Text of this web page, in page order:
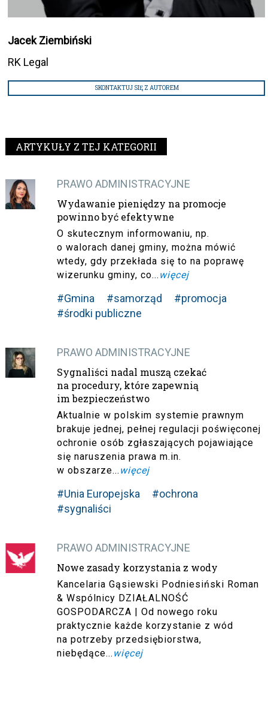
Jacek Ziembiński
RK Legal
SKONTAKTUJ SIĘ Z AUTOREM
ARTYKUŁY Z TEJ KATEGORII
PRAWO ADMINISTRACYJNE
Wydawanie pieniędzy na promocje
powinno być efektywne
O skutecznym informowaniu, np.
o walorach danej gminy, można mówić
wtedy, gdy przekłada się to na poprawę
wizerunku gminy, co... więcej
#Gmina #samorząd
#promocja
#środki publiczne
PRAWO ADMINISTRACYJNE
Sygnaliści nadal muszą czekać
na procedury, które zapewnią
im bezpieczeństwo
Aktualnie w polskim systemie prawnym
brakuje jednej, pełnej regulacji poświęconej
ochronie osób zgłaszających pojawiające
się naruszenia prawa m.in.
w obszarze... więcej
#Unia Europejska
#ochrona
#sygnaliści
PRAWO ADMINISTRACYJNE
Nowe zasady korzystania z wody
Kancelaria Gąsiewski Podniesiński Roman
& Wspólnicy DZIAŁALNOŚĆ
GOSPODARCZA | Od nowego roku
praktycznie każde korzystanie z wód
na potrzeby przedsiębiorstwa,
niebędące... więcej